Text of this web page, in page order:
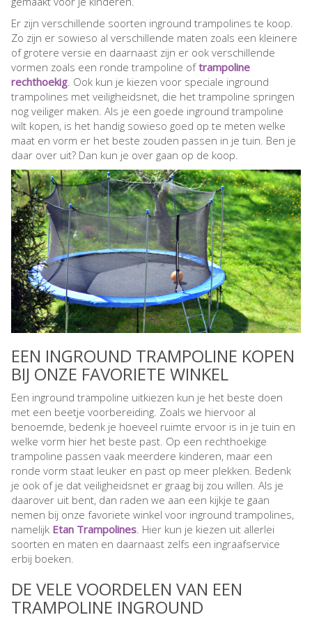
Er zijn verschillende soorten inground trampolines te koop.
Zo zijn er sowieso al verschillende maten zoals een kleinere
of grotere versie en daarnaast zijn er ook verschillende
vormen zoals een ronde trampoline oftrampoline
rechthoekig. Ook kun je kiezen voor speciale inground
trampolines met veiligheidsnet, die het trampoline springen
nog veiliger maken. Als je een goede inground trampoline
wilt kopen, is het handig sowieso goed op te meten welke
maat en vorm er het beste zouden passen in je tuin. Ben je
daar over uit? Dan kun je over gaan op de koop.
EEN INGROUND TRAMPOLINE KOPEN
BIJ ONZE FAVORIETE WINKEL
Een inground trampoline uitkiezen kun je het beste doen
met een beetje voorbereiding. Zoals we hiervoor al
benoemde, bedenk je hoeveel ruimte ervoor is in je tuin en
welke vorm hier het beste past. Op een rechthoekige
trampoline passen vaak meerdere kinderen, maar een
ronde vorm staat leuker en past op meer plekken. Bedenk
je ook of je dat veiligheidsnet er graag bij zou willen. Als je
daarover uit bent, dan raden we aan een kijkje te gaan
nemen bij onze favoriete winkel voor inground trampolines,
namelijk Etan Trampolines . Hier kun je kiezen uit allerlei
soorten en maten en daarnaast zelfs een ingraafservice
erbij boeken.
DE VELE VOORDELEN VAN EEN
TRAMPOLINE INGROUND